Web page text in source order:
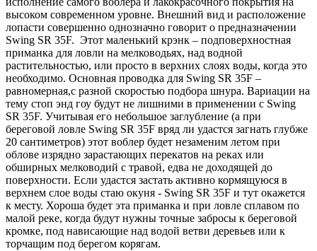
высоком современном уровне. Внешний вид и расположение
лопасти совершенно однозначно говорит о предназначении
Swing SR 35F. Этот маленький крэнк – подповерхностная
приманка для ловли на мелководьях, над водной
растительностью, или просто в верхних слоях воды, когда это
необходимо. Основная проводка для Swing SR 35F –
равномерная,с разной скоростью подбора шнура. Вариации на
тему стоп энд гоу будут не лишними в применении с Swing
SR 35F. Учитывая его небольшое заглубление (а при
береговой ловле Swing SR 35F вряд ли удастся загнать глубже
20 сантиметров) этот воблер будет незаменим летом при
облове изрядно зарастающих перекатов на реках или
обширных мелководий с травой, едва не доходящей до
поверхности. Если удастся застать активно кормящуюся в
верхнем слое воды стаю окуня - Swing SR 35F и тут окажется
к месту. Хороша будет эта приманка и при ловле сплавом по
малой реке, когда будут нужны точные забросы к береговой
кромке, под нависающие над водой ветви деревьев или к
торчащим под берегом корягам.